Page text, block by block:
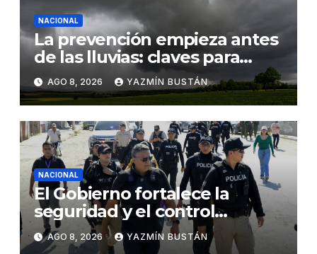
NACIONAL
La prevención empieza antes
de las lluvias: claves para
proteger los cultivos frente a
El Niño
AGO 8, 2026 YAZMÍN BUSTÁN
NACIONAL
El Gobierno fortalece la
seguridad y el control
territorial en General Villamil
Playas
AGO 8, 2026 YAZMÍN BUSTÁN